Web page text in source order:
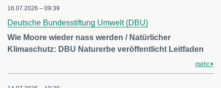
16.07.2026 – 09:39
Deutsche Bundesstiftung Umwelt (DBU)
Wie Moore wieder nass werden / Natürlicher
Klimaschutz: DBU Naturerbe veröffentlicht Leitfaden
mehr